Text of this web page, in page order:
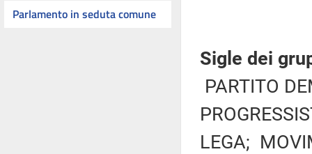
Parlamento in seduta comune
Sigle dei
PARTITO
LEGA;